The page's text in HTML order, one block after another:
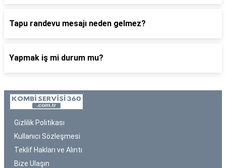
Tapu randevu mesajı neden gelmez?
Yapmak iş mi durum mu?
Gizlilik Politikası
Kullanıcı Sözleşmesi
Teklif Hakları ve Alıntı
Bize Ulaşın